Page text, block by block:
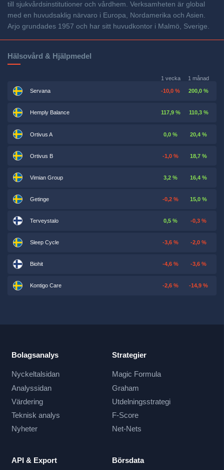
till sjukvårdsinstitutioner och vårdhem. Verksamheten är global
med en huvudsaklig närvaro i Europa, Nordamerika och Asien.
Arjo grundades 1957 och har sitt huvudkontor i Malmö, Sverige.
Hälsovård & Hjälpmedel
1 vecka 1 månad
Servana -10,0 % 200,0 %
Hemply Balance 117,9 % 110,3 %
Ortivus A 0,0 % 20,4 %
Ortivus B -1,0 % 18,7 %
Vimian Group 3,2 % 16,4 %
Getinge -0,2 % 15,0 %
Terveystalo 0,5 % -0,3 %
Sleep Cycle -3,6 % -2,0 %
Biohit -4,6 % -3,6 %
Kontigo Care -2,6 % -14,9 %
Bolagsanalys
Nyckeltalsidan
Analyssidan
Värdering
Teknisk analys
Nyheter
Strategier
Magic Formula
Graham
Utdelningsstrategi
F-Score
Net-Nets
API & Export Börsdata